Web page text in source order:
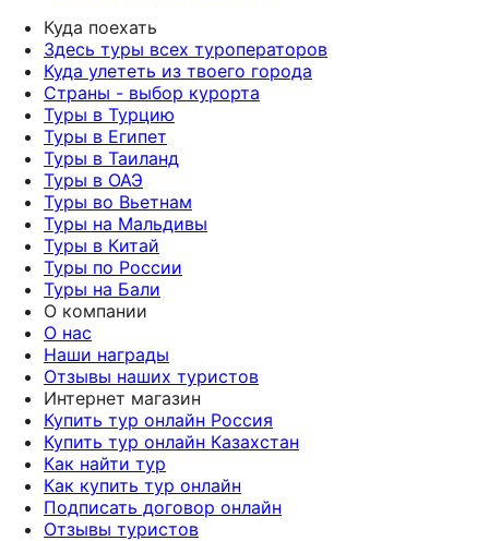
Куда поехать
Здесь туры всех туроператоров
Куда улететь из твоего города
Страны - выбор курорта
Туры в Турцию
Туры в Египет
Туры в Таиланд
Туры в ОАЭ
Туры во Вьетнам
Туры на Мальдивы
Туры в Китай
Туры по России
Туры на Бали
О компании
О нас
Наши награды
Отзывы наших туристов
Интернет магазин
Купить тур онлайн Россия
Купить тур онлайн Казахстан
Как найти тур
Как купить тур онлайн
Подписать договор онлайн
Отзывы туристов